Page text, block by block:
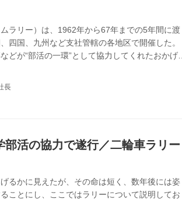
ラリー）は、1962年から67年までの5年間に渡
四国、九州など支社管轄の各地区で開催した。
どが“部活の一環”として協力してくれたおかげで
長
活の協力で遂行／二輪車ラリー
るかに見えたが、その命は短く、数年後には姿
ことにし、ここではラリーについて説明してお